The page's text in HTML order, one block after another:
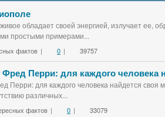
обладает своей энергией, излучает ее,
простыми примерами...
фактов | 0 | 39757
Перри: для каждого человека
Перри: для каждого человека найдется своя
различных...
фактов | 0 | 33079